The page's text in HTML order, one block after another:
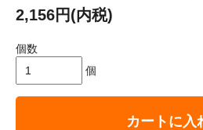
2,156円(内税)
個数
個
カートに入